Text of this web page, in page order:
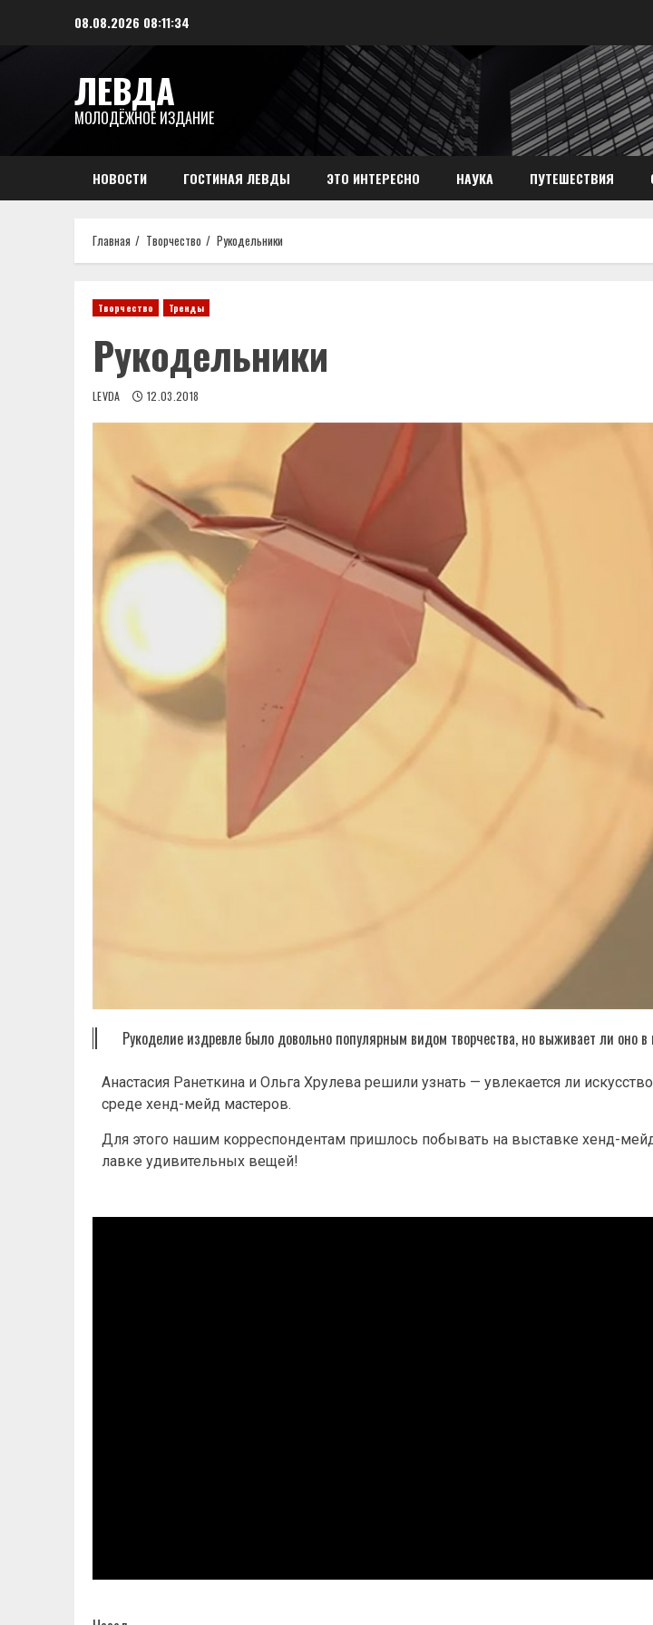
08.08.2026 08:11:34
ЛЕВДА
МОЛОДЁЖНОЕ ИЗДАНИЕ
НОВОСТИ ГОСТИНАЯ ЛЕВДЫ ЭТО ИНТЕРЕСНО НАУКА ПУТЕШЕСТВИЯ
Главная Творчество Рукодельники
Творчество Тренды
Рукодельники
LEVDA 12.03.2018
Рукоделие издревле было довольно популярным видом творчества, но выживает ли оно
Анастасия Ранеткина и Ольга Хрулева решили узнать — увлекается ли
среде хенд-мейд мастеров.
Для этого нашим корреспондентам пришлось побывать на выставке хенд-
лавке удивительных вещей!